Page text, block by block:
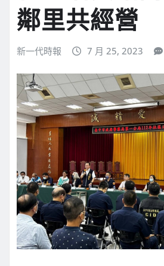
鄰里共經營
新一代時報 7 月 25, 2023